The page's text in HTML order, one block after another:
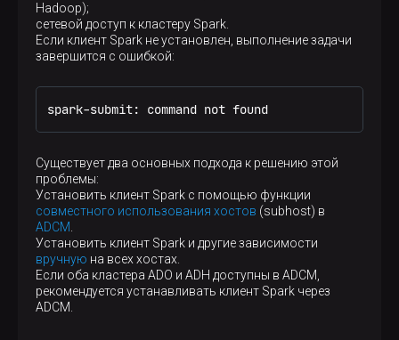
Hadoop);
сетевой доступ к кластеру Spark.
Если клиент Spark не установлен, выполнение задачи
завершится с ошибкой:
spark-submit: command not found
Существует два основных подхода к решению этой
проблемы:
Установить клиент Spark с помощью функции
совместного использования хостов (subhost) в
ADCM
Установить клиент Spark и другие зависимости
вручную на всех хостах.
Если оба кластера ADO и ADH доступны в ADCM,
рекомендуется устанавливать клиент Spark через
ADCM.